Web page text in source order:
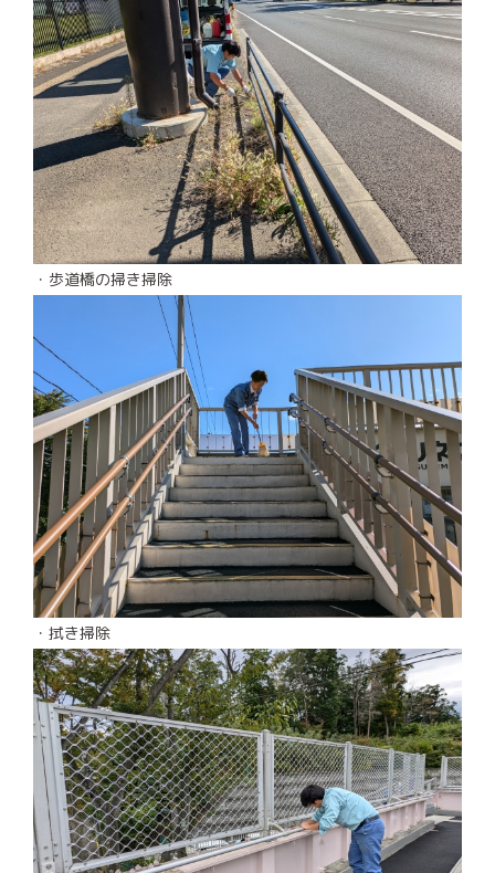
会社紹介
採用情報
ご相談・お問合せ
・歩道橋の掃き掃除
・拭き掃除